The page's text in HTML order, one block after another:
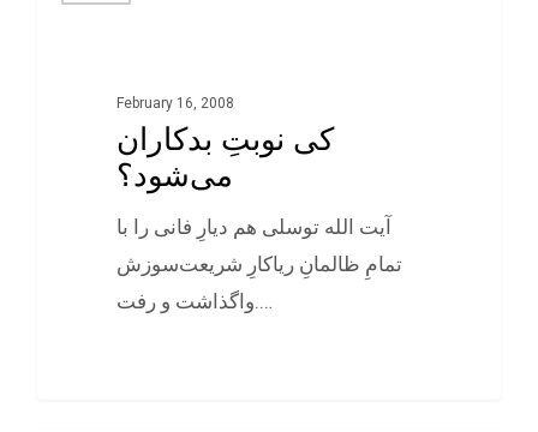
February 16, 2008
کی نوبتِ بدکاران
می‌شود؟
آیت الله توسلی هم دیارِ‌ فانی را با
تمامِ ظالمانِ ریاکارِ شریعت‌سوزش
واگذاشت و رفت.…